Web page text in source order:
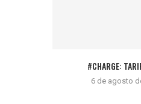
#CHARGE:
6 de agosto